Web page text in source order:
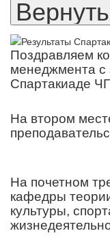
Поздравляем
менеджмента с
Спартакиаде
На втором
На почетном
кафедры
культуры,